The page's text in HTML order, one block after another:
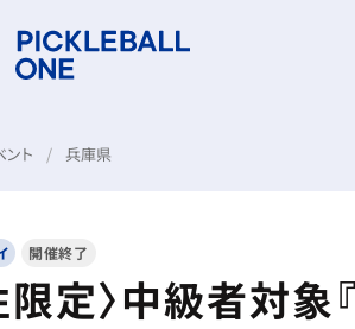
ント 兵庫県
開催終了
限定〉中級者対象